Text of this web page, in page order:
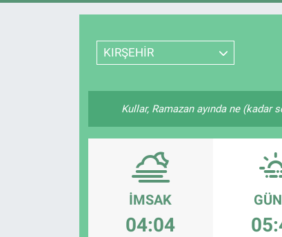
KIRŞEHİR
Kullar, Ramazan ayında ne
İMSAK
04:04
Son Dakika Haberleri